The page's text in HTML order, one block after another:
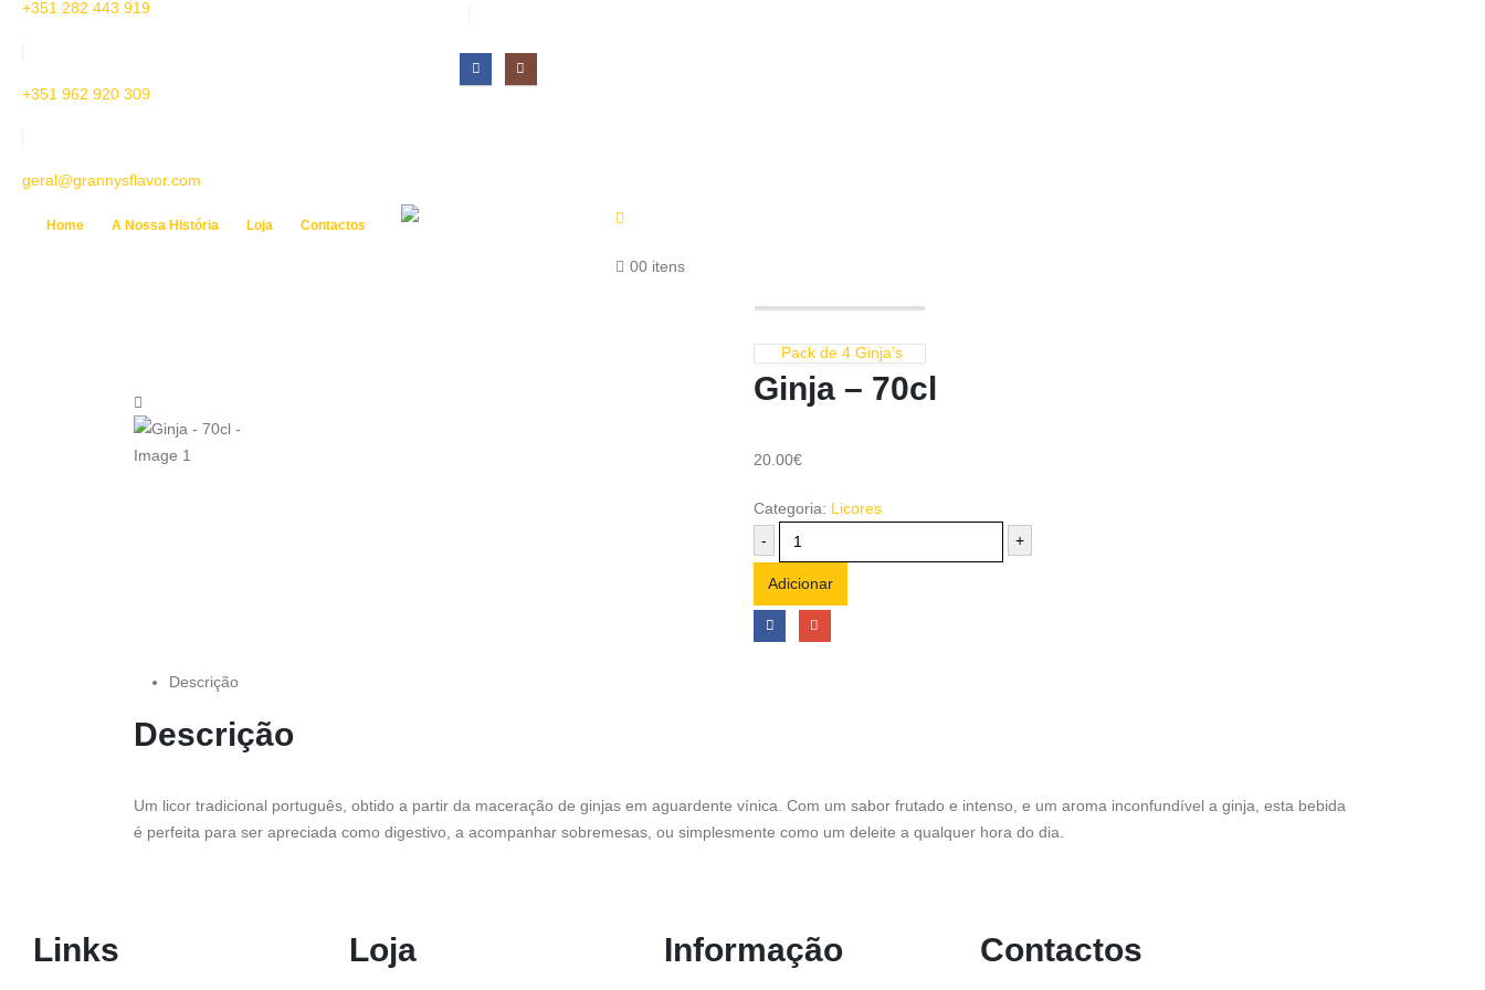
+351 282 443 919
+351 962 920 309
geral@grannysflavor.com
Home A Nossa História Loja Contactos
00 itens
Pack de 4 Ginja’s
Ginja – 70cl
20.00€
Categoria: Licores
-
+
Adicionar
Descrição
Descrição
Um licor tradicional português, obtido a partir da maceração de ginjas em aguardente vínica. Com um sabor frutado e intenso, e um aroma inconfundível a ginja, esta bebida
é perfeita para ser apreciada como digestivo, a acompanhar sobremesas, ou simplesmente como um deleite a qualquer hora do dia.
Links Loja Informação Contactos